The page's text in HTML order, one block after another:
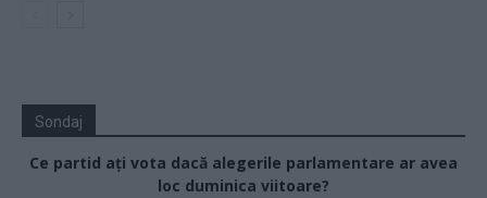
Sondaj
Ce partid ați vota dacă alegerile parlamentare ar avea
loc duminica viitoare?